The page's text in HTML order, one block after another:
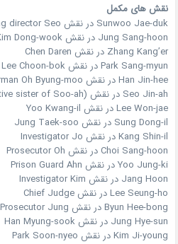
نقش های مکمل
Sunwoo Jae-duk در نقش Managing director Seo
Jung Sang-hoon در نقش Kim Dong-wook
Zhang Kang’er در نقش Chen Daren
Park Sang-myun در نقش Lee Choon-bok
Han Jin-hee در نقش chairman Oh Byung-moo
Seo Jin-ah در نقش Hong So-ra (older adoptive sister of Soo-ah)
Lee Won-jae در نقش Yoo Kwang-il
Sung Dong-il در نقش Jung Taek-soo
Kang Shin-il در نقش Investigator Jo
Choi Sang-hoon در نقش Prosecutor Oh
Yoo Jung-ki در نقش Prison Guard Ahn
Jang Hoon در نقش Investigator Kim
Lee Seung-ho در نقش Chief Judge
Byun Hee-bong در نقش Prosecutor Jung
Jung Hye-sun در نقش Han Myung-sook
Kim Ji-young در نقش Park Soon-nyeo